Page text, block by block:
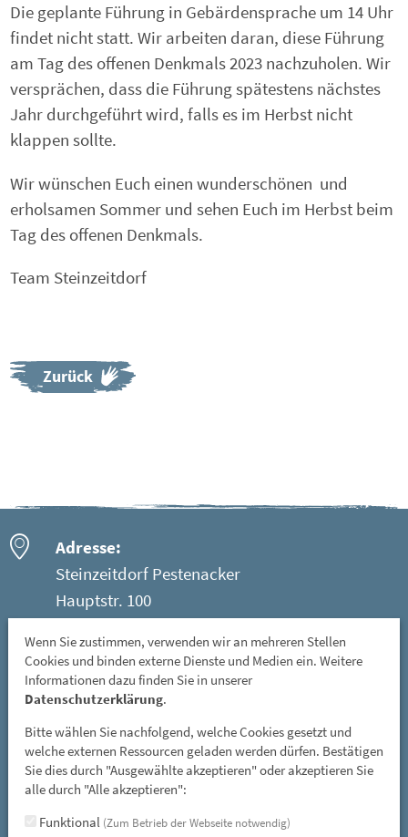
Die geplante Führung in Gebärdensprache um 14 Uhr
findet nicht statt. Wir arbeiten daran, diese Führung
am Tag des offenen Denkmals 2023 nachzuholen. Wir
versprächen, dass die Führung spätestens nächstes
Jahr durchgeführt wird, falls es im Herbst nicht
klappen sollte.
Wir wünschen Euch einen wunderschönen und
erholsamen Sommer und sehen Euch im Herbst beim
Tag des offenen Denkmals.
Team Steinzeitdorf
Zurück
Adresse:
Steinzeitdorf Pestenacker
Hauptstr. 100
Öffnungszeiten:
Mittwoch: 08 - 12 Uhr
Freitag, Samstag und Sonntag: 13 - 17 Uhr
GESCHLOSSEN: vom 01. November bis 31. März
und an allen gesetzlichen Feiertagen
E-Mail:
Wenn Sie zustimmen, verwenden wir an mehreren Stellen
Cookies und binden externe Dienste und Medien ein. Weitere
Informationen dazu finden Sie in unserer
Datenschutzerklärung.
Bitte wählen Sie nachfolgend, welche Cookies gesetzt und
welche externen Ressourcen geladen werden dürfen. Bestätigen
Sie dies durch "Ausgewählte akzeptieren" oder akzeptieren Sie
alle durch "Alle akzeptieren":
Funktional (Zum Betrieb der Webseite notwendig)